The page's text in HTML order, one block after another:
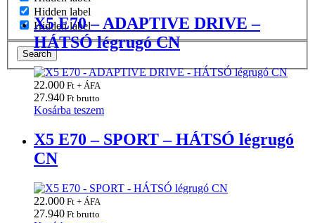
Hidden label
Hidden label
Search
X5 E70 – ADAPTIVE DRIVE –
HÁTSÓ légrugó CN
22.000 Ft + ÁFA
27.940 Ft brutto
Kosárba teszem
X5 E70 – SPORT – HÁTSÓ légrugó
CN
22.000 Ft + ÁFA
27.940 Ft brutto